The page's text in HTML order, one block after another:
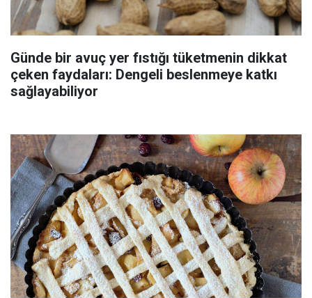
Günde bir avuç yer fıstığı tüketmenin dikkat
çeken faydaları: Dengeli beslenmeye katkı
sağlayabiliyor